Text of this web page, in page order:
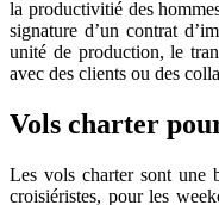
la productivitié des
signature d’un contrat
unité de production, le
avec des clients ou des
Vols charter
Les vols charter sont une
croisiéristes, pour les